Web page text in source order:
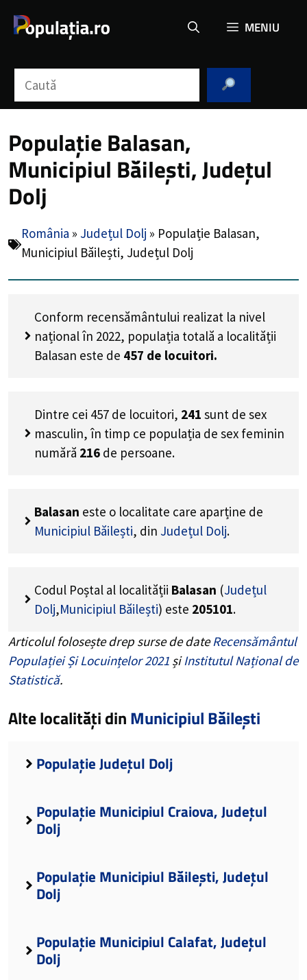
MENIU
Populație Balasan,
Municipiul Băilești, Județul
Dolj
România » Județul Dolj » Populație Balasan,
Municipiul Băilești, Județul Dolj
Conform recensământului realizat la nivel
național în 2022, populația totală a localității
Balasan este de 457 de locuitori.
Dintre cei 457 de locuitori, 241 sunt de sex
masculin, în timp ce populația de sex feminin
numără 216 de persoane.
Balasan este o localitate care aparține de
Municipiul Băilești, din Județul Dolj.
Codul Poștal al localității Balasan (Județul
Dolj,Municipiul Băilești) este 205101.
Articolul folosește drep surse de dateRecensământul
Populației Și Locuințelor 2021 șiInstitutul Național de
Statistică.
Alte localități dinMunicipiul Băilești
Populație Județul Dolj
Populație Municipiul Craiova, Județul
Dolj
Populație Municipiul Băilești, Județul
Dolj
Populație Municipiul Calafat, Județul
Dolj